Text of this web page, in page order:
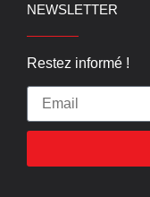
NEWSLETTER
Restez informé !